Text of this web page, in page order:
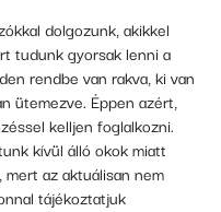
dolgozunk, akikkel
tudunk gyorsak lenni a
rendbe van rakva, ki van
ütemezve. Éppen azért,
kelljen foglalkozni.
kívül álló okok miatt
az aktuálisan nem
tájékoztatjuk